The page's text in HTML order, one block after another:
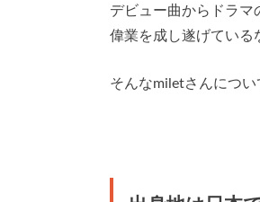
デビュー曲からドラマ
偉業を成し遂げている
そんなmiletさんについ